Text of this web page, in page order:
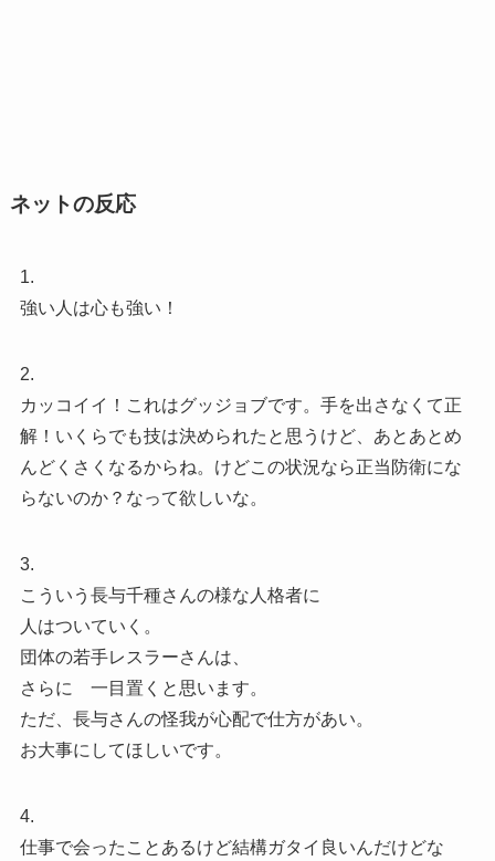
ネットの反応
1.
強い人は心も強い！
2.
カッコイイ！これはグッジョブです。手を出さなくて正
解！いくらでも技は決められたと思うけど、あとあとめ
んどくさくなるからね。けどこの状況なら正当防衛にな
らないのか？なって欲しいな。
3.
こういう長与千種さんの様な人格者に
人はついていく。
団体の若手レスラーさんは、
さらに 一目置くと思います。
ただ、長与さんの怪我が心配で仕方があい。
お大事にしてほしいです。
4.
仕事で会ったことあるけど結構ガタイ良いんだけどな